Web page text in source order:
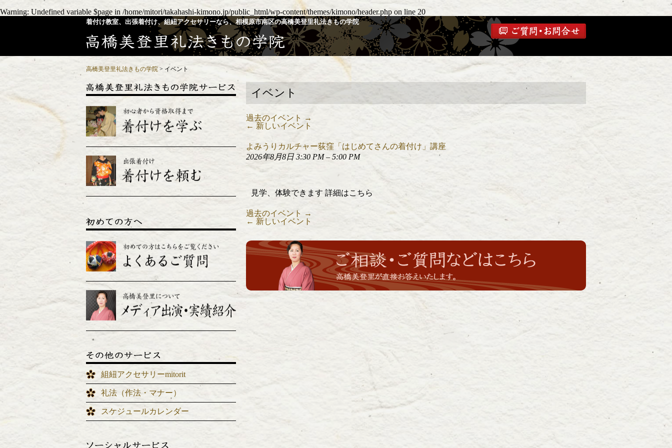
Warning: Undefined variable $page in /home/mitori/takahashi-kimono.jp/public_html/wp-content/themes/kimono/header.php on line 20
着付け教室、出張着付け、組紐アクセサリーなら、相模原市南区の高橋美登里礼法きもの学院
高橋美登里礼法きもの学院 > イベント
イベント
過去のイベント
→
← 新しいイベント
よみうりカルチャー荻窪「はじめてさんの着付け」講座
2026年8月8日 3:30 PM–5:00 PM
見学、体験できます 詳細はこちら
過去のイベント
→
← 新しいイベント
組紐アクセサリーmitorit
礼法（作法・マナー）
スケジュールカレンダー